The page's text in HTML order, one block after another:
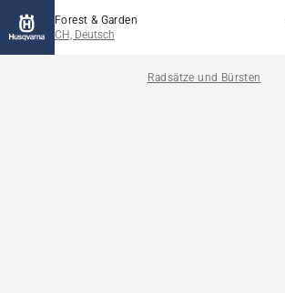
Forest & Garden
CH, Deutsch
Radsätze und Bürsten